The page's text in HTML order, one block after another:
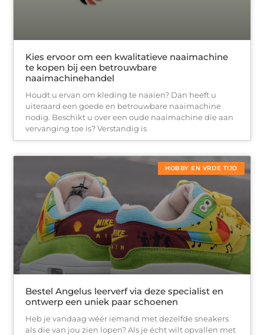
Kies ervoor om een kwalitatieve naaimachine
te kopen bij een betrouwbare
naaimachinehandel
Houdt u ervan om kleding te naaien? Dan heeft u
uiteraard een goede en betrouwbare naaimachine
nodig. Beschikt u over een oude naaimachine die aan
vervanging toe is? Verstandig is
HOBBY EN VRIJE TIJD
Bestel Angelus leerverf via deze specialist en
ontwerp een uniek paar schoenen
Heb je vandaag wéér iemand met dezelfde sneakers
als die van jou zien lopen? Als je écht wilt opvallen met